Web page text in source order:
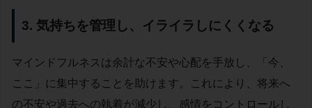
3. 気持ちを管理し、イライラしにくくなる
マインドフルネスは余計な不安や心配を手放し、「今、
ここ」に集中することを助けます。これにより、将来へ
の不安や過去への執着が減少し、感情をコントロールし